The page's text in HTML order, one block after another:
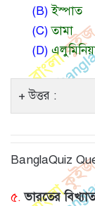
(B)ইস্পাত
(C)তামা
(D)
উত্তর :
BanglaQuiz
৫. ভারতের